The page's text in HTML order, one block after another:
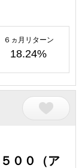
６ヵ月リターン
18.24%
００（ア